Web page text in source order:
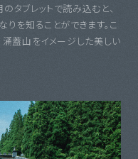
タブレットで読み込むと、
を知ることができます。こ
蓋山をイメージした美しい